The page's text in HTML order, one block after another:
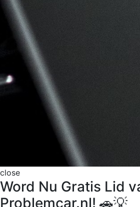
close
Word Nu Gratis Lid
Problemcar.nl! 🚗💡